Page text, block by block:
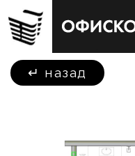
↵ назад